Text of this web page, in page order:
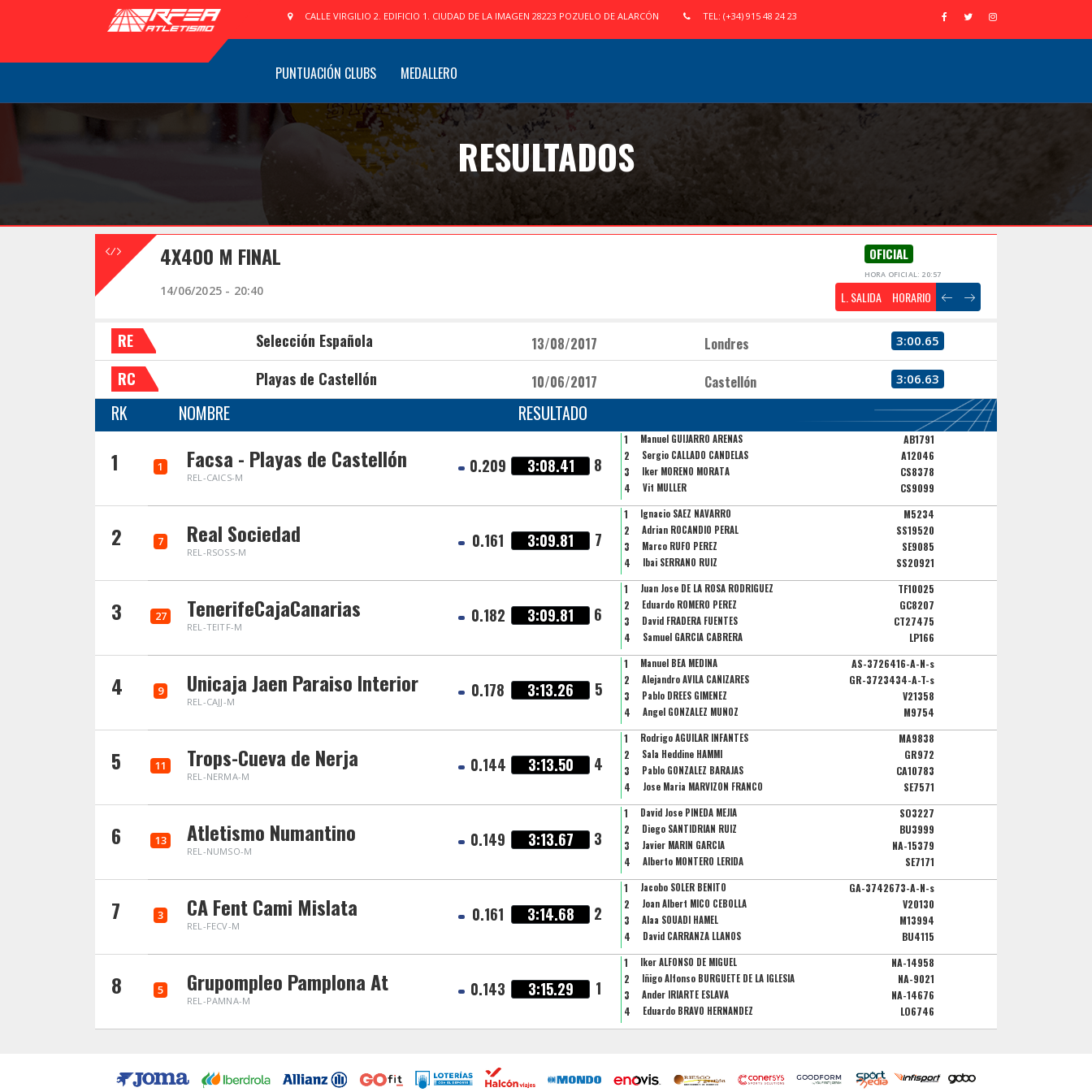
CALLE VIRGILIO 2. EDIFICIO 1. CIUDAD DE LA IMAGEN 28223 POZUELO DE ALARCÓN TEL: (+34) 915 48 24 23
PUNTUACIÓN CLUBS MEDALLERO
RESULTADOS
4X400 M FINAL OFICIAL
HORA OFICIAL: 20:57
14/06/2025 - 20:40 L. SALIDA HORARIO
RE Selección Española 13/08/2017 Londres 3:00.65
RC Playas de Castellón 10/06/2017 Castellón 3:06.63
RK NOMBRE RESULTADO
1 1 Facsa - Playas de Castellón
REL-CAICS-M
0.209 3:08.41 8
1 Manuel GUIJARRO ARENAS
AB1791
2
Sergio CALLADO CANDELAS
A12046
3
Iker MORENO MORATA
CS8378
4
Vit MULLER CS9099
2 7 Real Sociedad
REL-RSOSS-M
0.161 3:09.81 7
1 Ignacio SAEZ NAVARRO
M5234
2
Adrian ROCANDIO PERAL
SS19520
3
Marco RUFO PEREZ
SE9085
4
Ibai SERRANO RUIZ SS20921
3 27 TenerifeCajaCanarias
REL-TEITF-M
0.182 3:09.81 6
1 Juan Jose DE LA ROSA RODRIGUEZ
TF10025
2
Eduardo ROMERO PEREZ
GC8207
3
David FRADERA FUENTES
CT27475
4
Samuel GARCIA CABRERA LP166
4 9 Unicaja Jaen Paraiso Interior
REL-CAJJ-M
0.178 3:13.26 5
1 Manuel BEA MEDINA
AS-3726416-A-N-s
2
Alejandro AVILA CAÑIZARES
GR-3723434-A-T-s
3
Pablo DREES GIMENEZ
V21358
4
Angel GONZALEZ MUÑOZ M9754
5 11 Trops-Cueva de Nerja
REL-NERMA-M
0.144 3:13.50 4
1 Rodrigo AGUILAR INFANTES
MA9838
2
Sala Heddine HAMMI
GR972
3
Pablo GONZALEZ BARAJAS
CA10783
4
Jose Maria MARVIZON FRANCO SE7571
6 13 Atletismo Numantino
REL-NUMSO-M
0.149 3:13.67 3
1 David Jose PINEDA MEJIA
SO3227
2
Diego SANTIDRIAN RUIZ
BU3999
3
Javier MARIN GARCIA
NA-15379
4
Alberto MONTERO LERIDA SE7171
7 3 CA Fent Cami Mislata
REL-FECV-M
0.161 3:14.68 2
1 Jacobo SOLER BENITO
GA-3742673-A-N-s
2
Joan Albert MICO CEBOLLA
V20130
3
Alaa SOUADI HAMEL
M13994
4
David CARRANZA LLANOS BU4115
8 5 Grupompleo Pamplona At
REL-PAMNA-M
0.143 3:15.29 1
1 Iker ALFONSO DE MIGUEL
NA-14958
2
Iñigo Alfonso BURGUETE DE LA IGLESIA
NA-9021
3
Ander IRIARTE ESLAVA
NA-14676
4
Eduardo BRAVO HERNANDEZ LO6746